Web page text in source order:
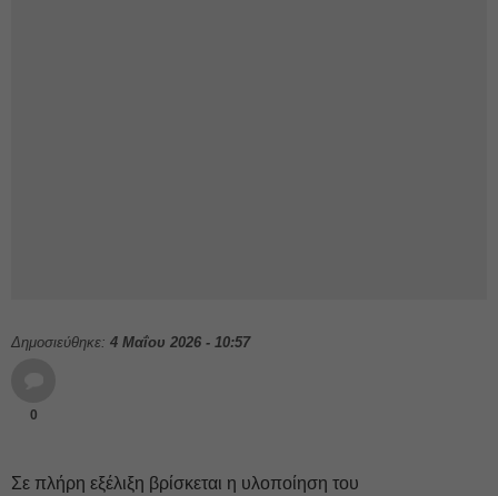
Δημοσιεύθηκε: 4 Μαΐου 2026 - 10:57
0
Σε πλήρη εξέλιξη βρίσκεται η υλοποίηση του